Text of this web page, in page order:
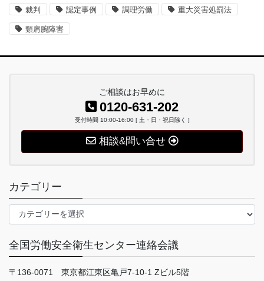
裁判 認定事例 調理労働 重大災害処罰法
頸肩腕障害
ご相談はお早めに
0120-631-202
受付時間 10:00-16:00 [ 土・日・祝日除く ]
相談&問い合せ
カテゴリー
テ
リ
ー
全国労働安全衛生センター連絡会議
〒136-0071 東京都江東区亀戸7-10-1 Zビル5階